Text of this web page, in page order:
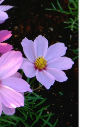
き宜しくお願